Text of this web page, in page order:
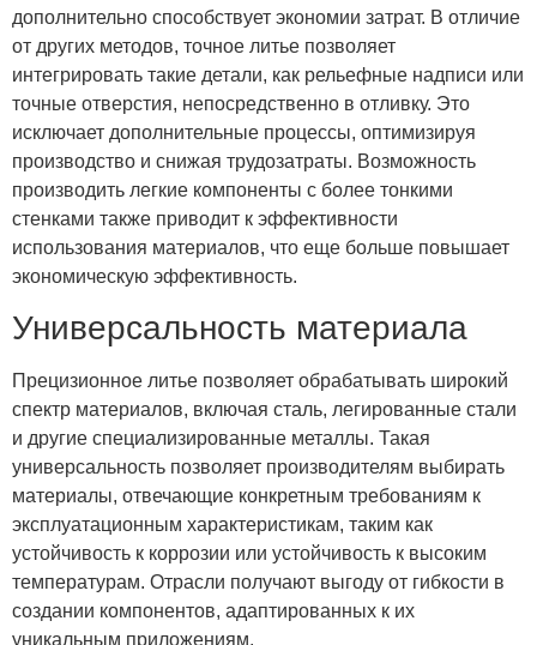
дополнительно способствует экономии затрат. В отличие
от других методов, точное литье позволяет
интегрировать такие детали, как рельефные надписи или
точные отверстия, непосредственно в отливку. Это
исключает дополнительные процессы, оптимизируя
производство и снижая трудозатраты. Возможность
производить легкие компоненты с более тонкими
стенками также приводит к эффективности
использования материалов, что еще больше повышает
экономическую эффективность.
Универсальность материала
Прецизионное литье позволяет обрабатывать широкий
спектр материалов, включая сталь, легированные стали
и другие специализированные металлы. Такая
универсальность позволяет производителям выбирать
материалы, отвечающие конкретным требованиям к
эксплуатационным характеристикам, таким как
устойчивость к коррозии или устойчивость к высоким
температурам. Отрасли получают выгоду от гибкости в
создании компонентов, адаптированных к их
уникальным приложениям.